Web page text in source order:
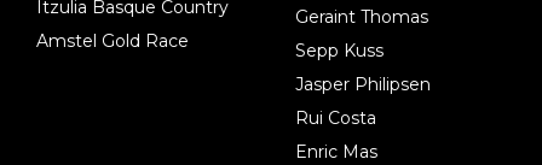
Itzulia Basque Country
Amstel Gold Race
Geraint Thomas
Sepp Kuss
Jasper Philipsen
Rui Costa
Enric Mas